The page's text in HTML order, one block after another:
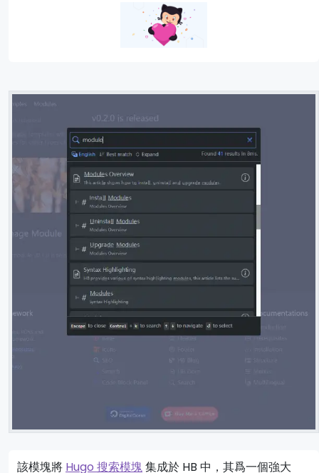
該模塊將 Hugo 搜索模塊集成於 HB 中，其爲一個強大